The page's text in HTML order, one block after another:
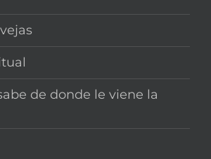
de donde le viene la